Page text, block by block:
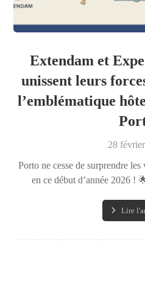
Extendam et
unissent leurs
l’emblématique
28
Porto ne cesse de surprendre
en ce début d’année 2026 !
Lire